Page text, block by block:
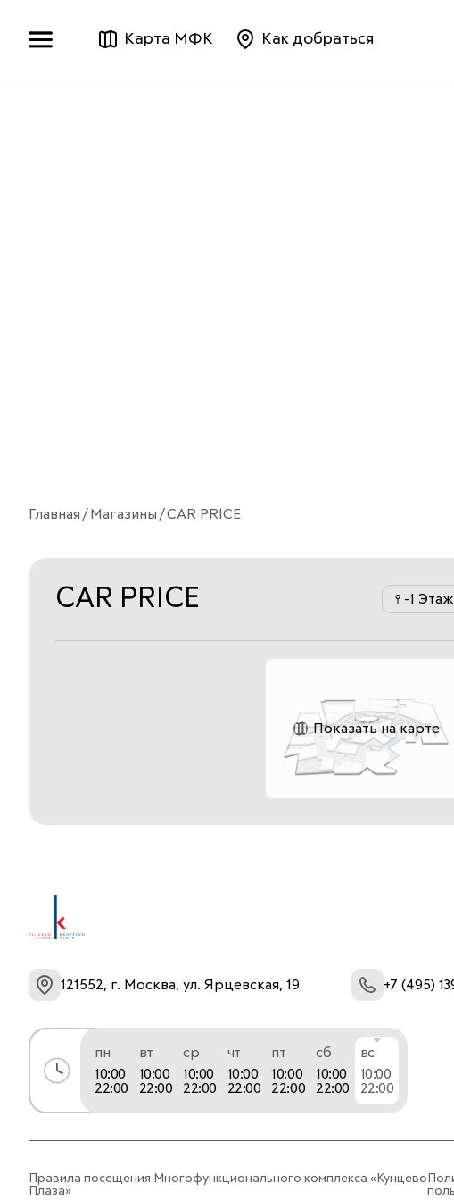
Карта МФК Как добраться
Главная Магазины CAR PRICE
CAR PRICE -1 Этаж
Показать на карте
121552, г. Москва, ул. Ярцевская, 19 +7 (495)
пн
10:00
22:00
вт
10:00
22:00
ср
10:00
22:00
чт
10:00
22:00
пт
10:00
22:00
сб
10:00
22:00
вс
10:00
22:00
Правила посещения Многофункционального комплекса «Кунцево
Плаза»